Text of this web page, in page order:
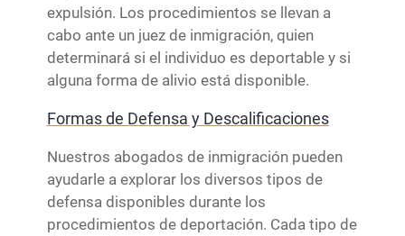
expulsión. Los procedimientos se llevan a
cabo ante un juez de inmigración, quien
determinará si el individuo es deportable y si
alguna forma de alivio está disponible.
Formas de Defensa y Descalificaciones
Nuestros abogados de inmigración pueden
ayudarle a explorar los diversos tipos de
defensa disponibles durante los
procedimientos de deportación. Cada tipo de